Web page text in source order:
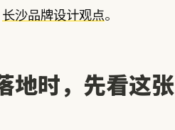
长沙品牌设计观点。
地时，先看这张